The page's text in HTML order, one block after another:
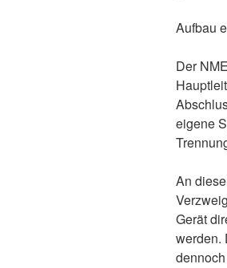
Aufbau
Der
eigene
An
Gerät
werden.